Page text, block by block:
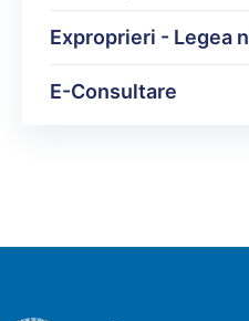
Exproprieri - Legea
E-Consultare